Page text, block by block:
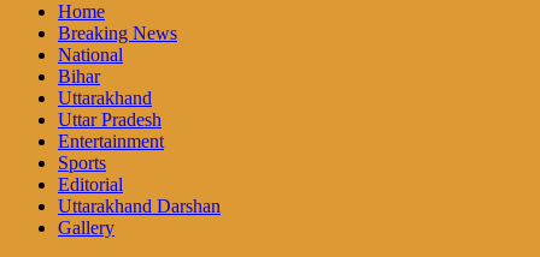
Home
Breaking News
National
Bihar
Uttarakhand
Uttar Pradesh
Entertainment
Sports
Editorial
Uttarakhand Darshan
Gallery